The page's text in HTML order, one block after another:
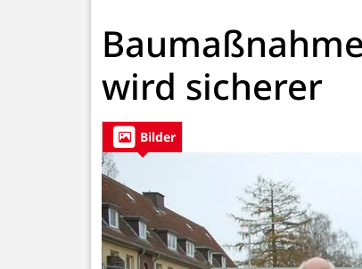
wird sicherer
Bilder